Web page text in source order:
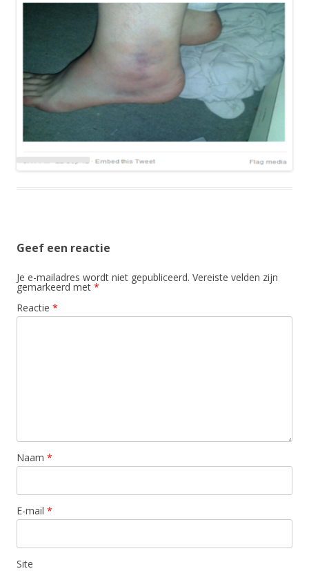
Geef een reactie
Je e-mailadres wordt niet gepubliceerd. Vereiste velden zijn
gemarkeerd met *
Reactie *
Naam *
E-mail *
Site